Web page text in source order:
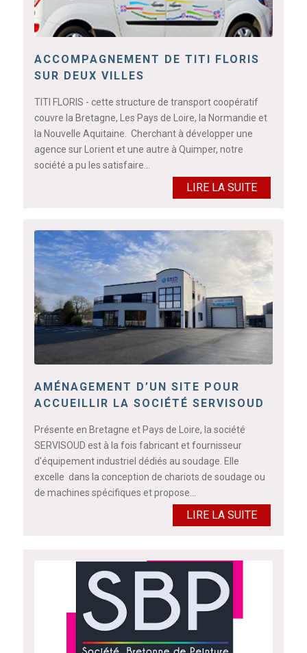
ACCOMPAGNEMENT DE TITI FLORIS
SUR DEUX VILLES
TITI FLORIS - cette structure de transport coopératif
couvre la Bretagne, Les Pays de Loire, la Normandie et
la Nouvelle Aquitaine. Cherchant à développer une
agence sur Lorient et une autre à Quimper, notre
société a pu les satisfaire…
LIRE LA SUITE
AMÉNAGEMENT D’UN SITE POUR
ACCUEILLIR LA SOCIÉTÉ SERVISOUD
Présente en Bretagne et Pays de Loire, la société
SERVISOUD est à la fois fabricant et fournisseur
d'équipement industriel dédiés au soudage. Elle
excelle dans la conception de chariots de soudage ou
de machines spécifiques et propose…
LIRE LA SUITE